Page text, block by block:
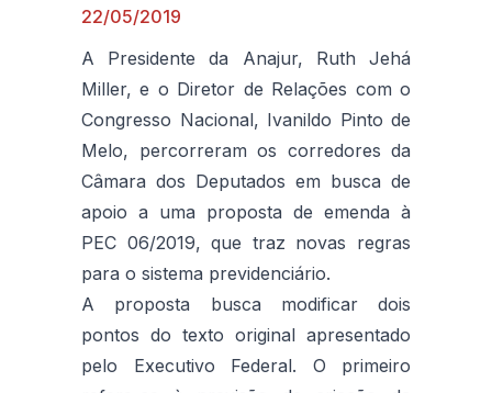
22/05/2019
A Presidente da Anajur, Ruth Jehá
Miller, e o Diretor de Relações com o
Congresso Nacional, Ivanildo Pinto de
Melo, percorreram os corredores da
Câmara dos Deputados em busca de
apoio a uma proposta de emenda à
PEC 06/2019, que traz novas regras
para o sistema previdenciário.
A proposta busca modificar dois
pontos do texto original apresentado
pelo Executivo Federal. O primeiro